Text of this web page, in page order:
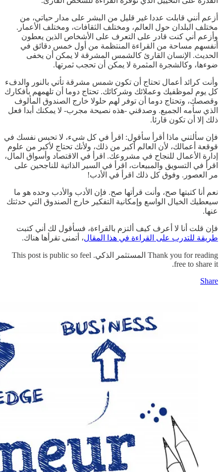
أزعم أنني قابلت عددا غير قليل من البشر على مدار حياتي، من
مختلف البلدان حول العالم، ومختلف الثقافات، ومختلف الأعمار.
وأزعم أني كنت قادر على التعرف على الأشخاص الذين يعطون
أنفسهم مساحة من القراءة المنتظمة من أول خمس دقائق في
الحديث. الإنسان القارئ كالشمس المشرقة لا يمكن أن يخفى
ضوءها، وكالشجرة المثمرة لا يمكن أن تحجب ثمرتها.
وأنت كرائد أعمال تحتاج أن تكون شمس مشرقة تأتي بالنور والدفء
كل يوم لموظفيك وعملائك وشركائك. تحتاج دوما أن تلهمهم بأفكارك
وقصصك، وتحتاج دوما أن توفر لهم حلولا خارج الصندوق المألوف
الذي سأمه الجميع. وصدقني -هذه نصيحة مجرب- لا يمكنك أبدا فعل
ذلك إلا أن تكون قارئا.
فإن سألتني ماذا أقرأ سأقول: اقرأ في كل شيء، لا تحبس نفسك في
قوقعة أعمالك، لأن العالم أكبر من ذلك، ولأنك تحتاج لأكبر من علوم
إدارة الأعمال للنجاح في مشروعك. اقرأ في الاقتصاد وأسواق المال،
اقرأ في التسويق والمبيعات، اقرأ في السير الذاتية للناجحين على
مر العصور. وفوق كل ذلك اقرأ في الأدب!
نعم أنا كتبتها صح، وأنت قرأتها صح. فإن الأدب والأدب وحده هو ما
سيعطيك الخيال الواسع وإمكانية التفكير خارج الصندوق التي حدثتك
عنها.
فإن قلت أنا لا أعرف كيف ألتزم بالقراءة، فسأقول لك أني كتبت
طريقة للتدرب على القراءة في هذا المقال، أتمنى تقرأها هناك.
Thank you for reading المستثمر الذكي. This post is public so feel
free to share it.
Share